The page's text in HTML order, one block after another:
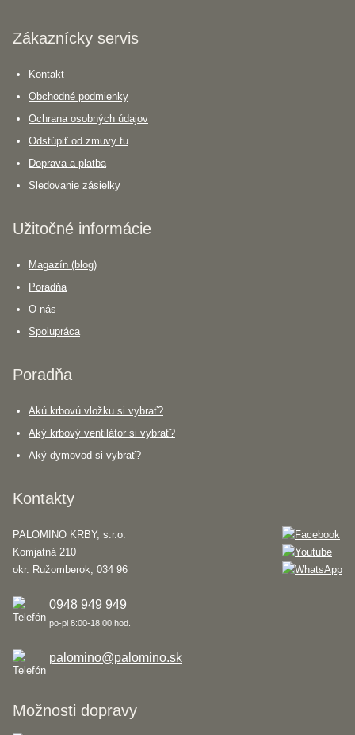
Zákaznícky servis
Kontakt
Obchodné podmienky
Ochrana osobných údajov
Odstúpiť od zmuvy tu
Doprava a platba
Sledovanie zásielky
Užitočné informácie
Magazín (blog)
Poradňa
O nás
Spolupráca
Poradňa
Akú krbovú vložku si vybrať?
Aký krbový ventilátor si vybrať?
Aký dymovod si vybrať?
Kontakty
PALOMINO KRBY, s.r.o.
Komjatná 210
okr. Ružomberok, 034 96
0948 949 949
po-pi 8:00-18:00 hod.
palomino@palomino.sk
Možnosti dopravy